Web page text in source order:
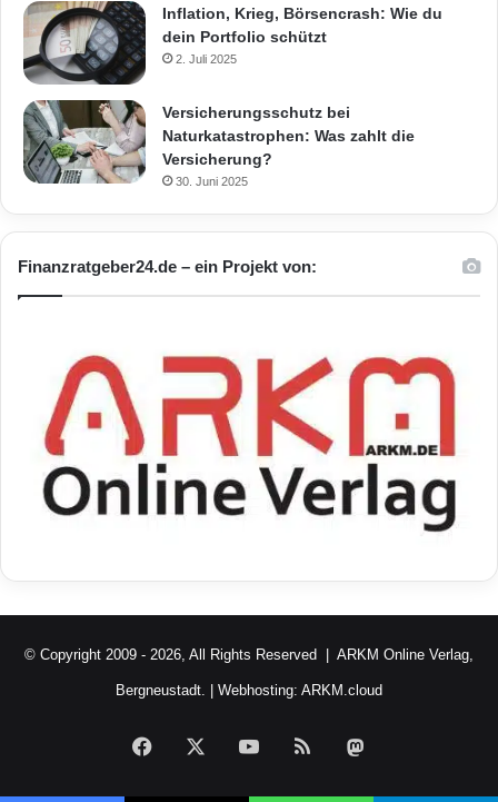
Inflation, Krieg, Börsencrash: Wie du
dein Portfolio schützt
2. Juli 2025
Versicherungsschutz bei
Naturkatastrophen: Was zahlt die
Versicherung?
30. Juni 2025
Finanzratgeber24.de – ein Projekt von:
© Copyright 2009 - 2026, All Rights Reserved | ARKM Online Verlag,
Bergneustadt. | Webhosting: ARKM.cloud
Facebook YouTubeRSS